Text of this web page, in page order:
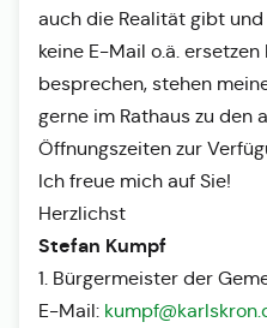
auch die Realität gibt
keine E-Mail o.ä.
besprechen, stehen
gerne im Rathaus zu den
Öffnungszeiten zur
Ich freue mich auf Sie!
Herzlichst
Stefan Kumpf
1. Bürgermeister der
E-Mail: